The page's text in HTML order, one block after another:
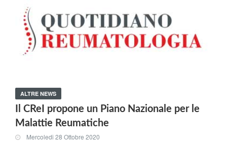
ALTRE NEWS
Il CReI propone un Piano Nazionale per le
Malattie Reumatiche
Mercoledi 28 Ottobre 2020